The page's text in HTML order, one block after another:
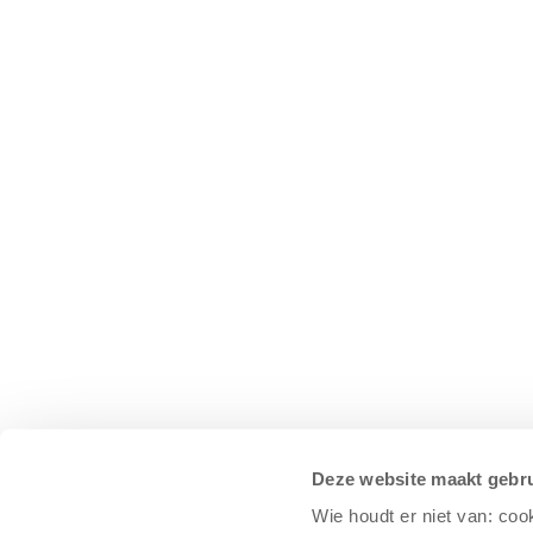
Deze website maakt
Wie houdt er niet van: